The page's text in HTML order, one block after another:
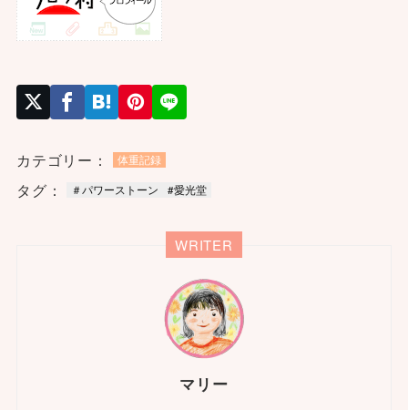
カテゴリー： 体重記録
タグ： ＃パワーストーン #愛光堂
WRITER
マリー